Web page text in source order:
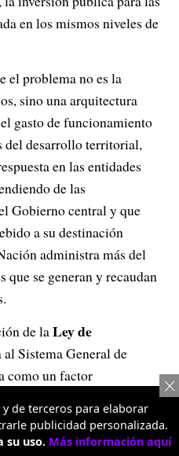
en los mismos niveles de
el problema no es la
sino una arquitectura
gasto de funcionamiento
del desarrollo territorial,
en las entidades
de las
Gobierno central y que
a su destinación
administra más del
que se generan y recaudan
de laLey de
Sistema General de
como un factor
de las entidades
inversión con
de terceros para elaborar
publicidad personalizada.
su uso. Más información aquí